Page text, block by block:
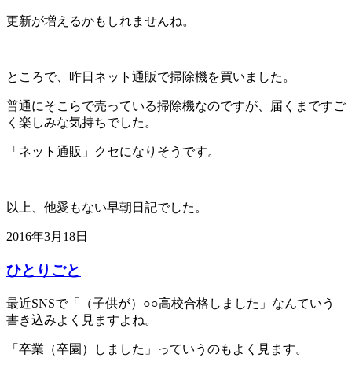
更新が増えるかもしれませんね。
ところで、昨日ネット通販で掃除機を買いました。
普通にそこらで売っている掃除機なのですが、届くまですご
く楽しみな気持ちでした。
「ネット通販」クセになりそうです。
以上、他愛もない早朝日記でした。
2016年3月18日
ひとりごと
最近SNSで「（子供が）○○高校合格しました」なんていう
書き込みよく見ますよね。
「卒業（卒園）しました」っていうのもよく見ます。